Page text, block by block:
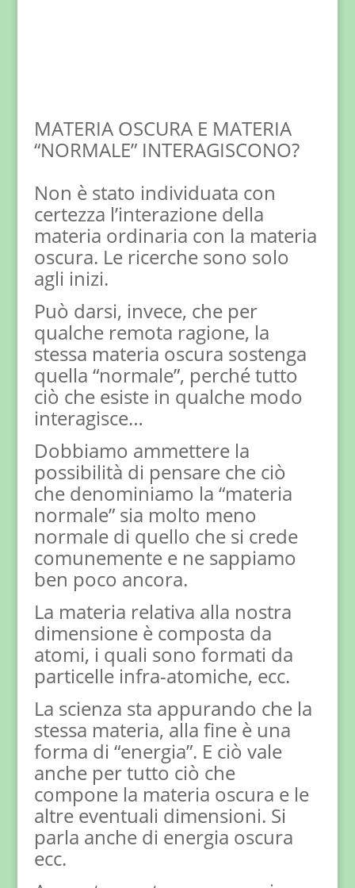
MATERIA OSCURA E MATERIA
“NORMALE” INTERAGISCONO?
Non è stato individuata con
certezza l’interazione della
materia ordinaria con la materia
oscura. Le ricerche sono solo
agli inizi.
Può darsi, invece, che per
qualche remota ragione, la
stessa materia oscura sostenga
quella “normale”, perché tutto
ciò che esiste in qualche modo
interagisce…
Dobbiamo ammettere la
possibilità di pensare che ciò
che denominiamo la “materia
normale” sia molto meno
normale di quello che si crede
comunemente e ne sappiamo
ben poco ancora.
La materia relativa alla nostra
dimensione è composta da
atomi, i quali sono formati da
particelle infra-atomiche, ecc.
La scienza sta appurando che la
stessa materia, alla fine è una
forma di “energia”. E ciò vale
anche per tutto ciò che
compone la materia oscura e le
altre eventuali dimensioni. Si
parla anche di energia oscura
ecc.